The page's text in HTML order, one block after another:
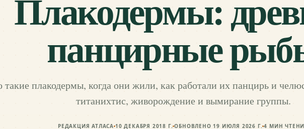
панцирные
такие плакодермы, когда они жили, как работали их панцирь и
титанихтис, живорождение и вымирание группы.
РЕДАКЦИЯ АТЛАСА 10 ДЕКАБРЯ 2018 Г. ОБНОВЛЕНО 19 ИЮЛЯ 2026 Г. 4 МИН